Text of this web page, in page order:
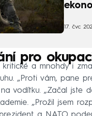
17. čvc
pro
a mnohdy i
„Proti vám, pane
vodítku. „Začal jste
„Prožil jsem